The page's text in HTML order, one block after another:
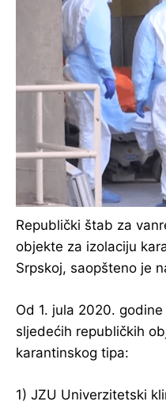
Republički štab za
objekte za izolaciju
Srpskoj, saopšteno je
Od 1. jula 2020.
sljedećih republičkih
karantinskog tipa:
1) JZU Univerzitetski